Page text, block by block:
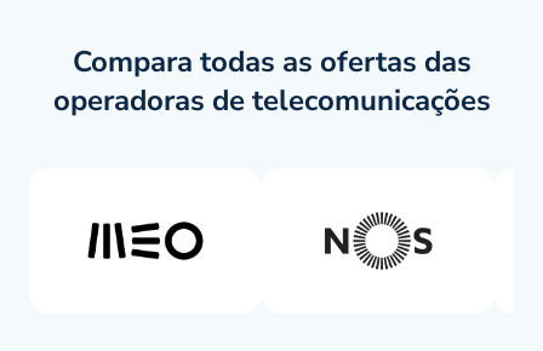
Compara todas as ofertas das
operadoras de telecomunicações